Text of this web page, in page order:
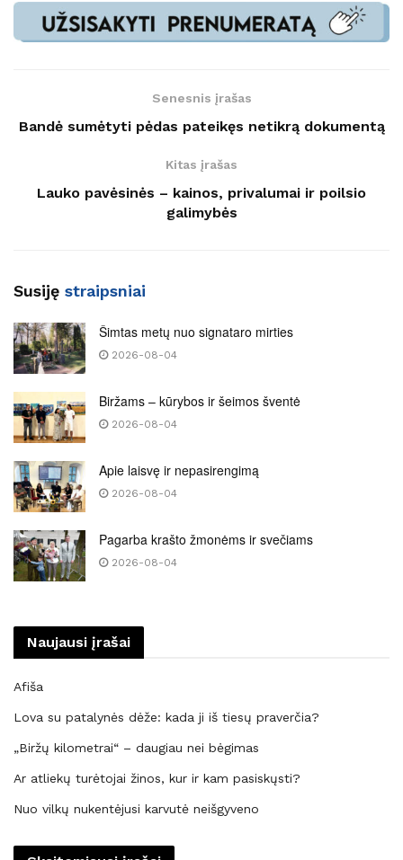
Senesnis įrašas
Bandė sumėtyti pėdas pateikęs netikrą dokumentą
Kitas įrašas
Lauko pavėsinės – kainos, privalumai ir poilsio
galimybės
Susiję straipsniai
Šimtas metų nuo signataro mirties
2026-08-04
Biržams – kūrybos ir šeimos šventė
2026-08-04
Apie laisvę ir nepasirengimą
2026-08-04
Pagarba krašto žmonėms ir svečiams
2026-08-04
Naujausi įrašai
Afiša
Lova su patalynės dėže: kada ji iš tiesų praverčia?
„Biržų kilometrai“ – daugiau nei bėgimas
Ar atliekų turėtojai žinos, kur ir kam pasiskųsti?
Nuo vilkų nukentėjusi karvutė neišgyveno